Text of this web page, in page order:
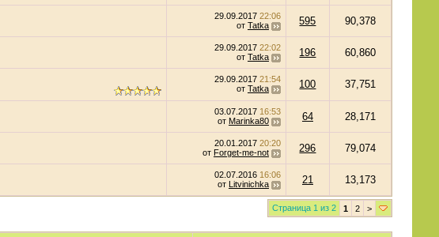
29.09.2017 22:06
от Tatka 595 90,378
29.09.2017 22:02
от Tatka 196 60,860
29.09.2017 21:54
от Tatka 100 37,751
03.07.2017 16:53
от Marinka80 64 28,171
20.01.2017 20:20
от Forget-me-not 296 79,074
02.07.2016 16:06
от Litvinichka 21 13,173
Страница 1 из 2 1 2 >